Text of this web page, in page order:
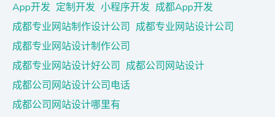
App开发 定制开发 小程序开发 成都App开发
成都专业网站制作设计公司 成都专业网站设计公司
成都专业网站设计制作公司
成都专业网站设计好公司 成都公司网站设计
成都公司网站设计公司电话
成都公司网站设计哪里有